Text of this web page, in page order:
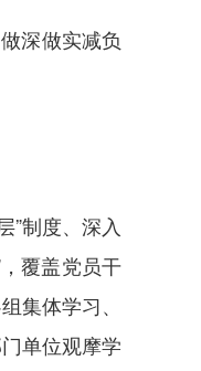
深做实减负
”制度、深入
覆盖党员干
集体学习、
单位观摩学